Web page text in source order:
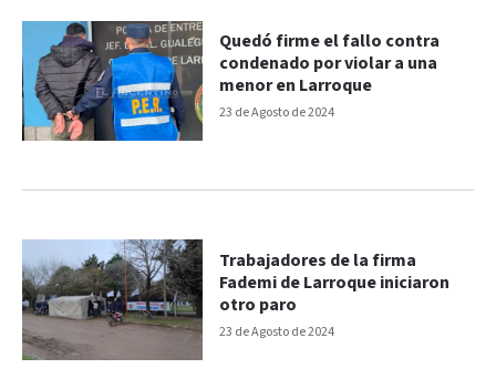
23 de Agosto de 2024
Quedó firme el fallo contra
condenado por violar a una
menor en Larroque
23 de Agosto de 2024
Trabajadores de la firma
Fademi de Larroque iniciaron
otro paro